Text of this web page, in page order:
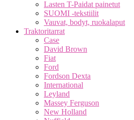
Lasten T-Paidat painetut
SUOMI -tekstiilit
Vauvat, bodyt, ruokalaput
Traktoritarrat
Case
David Brown
Fiat
Ford
Fordson Dexta
International
Leyland
Massey Ferguson
New Holland